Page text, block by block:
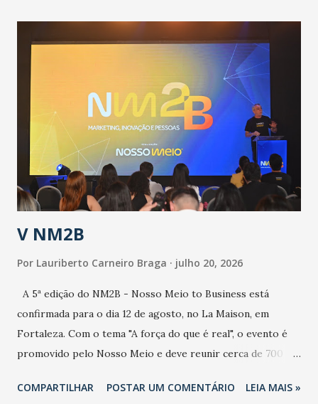
população suspeita e de cuidados com os ambientes
públicos e domiciliares. “Nós não estamos vivendo uma
epidemia comum, como temos em todos os anos, com
aumento de casos de dengue, influenza ou H1N1. Trata-se
de uma epidemia com um vírus diferente, com um poder de
contaminação maior que outros coronavírus”, apontou o
secretário. Segundo ele, é uma epidemia com chance de
contaminação alta, podendo gerar um grande risco à
população e ao sistema de saúde. “Precisamos saber fazer a
estratificação do risco da doença, para não so...
V NM2B
Por Lauriberto Carneiro Braga julho 20, 2026
A 5ª edição do NM2B - Nosso Meio to Business está
confirmada para o dia 12 de agosto, no La Maison, em
Fortaleza. Com o tema "A força do que é real", o evento é
promovido pelo Nosso Meio e deve reunir cerca de 700
e lideranças do Mercado Nacional. Desde 2022, o NM2B
COMPARTILHAR POSTAR UM COMENTÁRIO LEIA MAIS »